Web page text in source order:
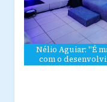
Nélio Aguiar: "É
com o